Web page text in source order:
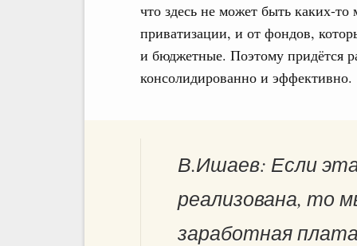
что здесь не может быть каких-
приватизации, и от фондов,
и бюджетные. Поэтому придётся
консолидированно и эффективно.
В.Ишаев: Если
реализована, то
заработная